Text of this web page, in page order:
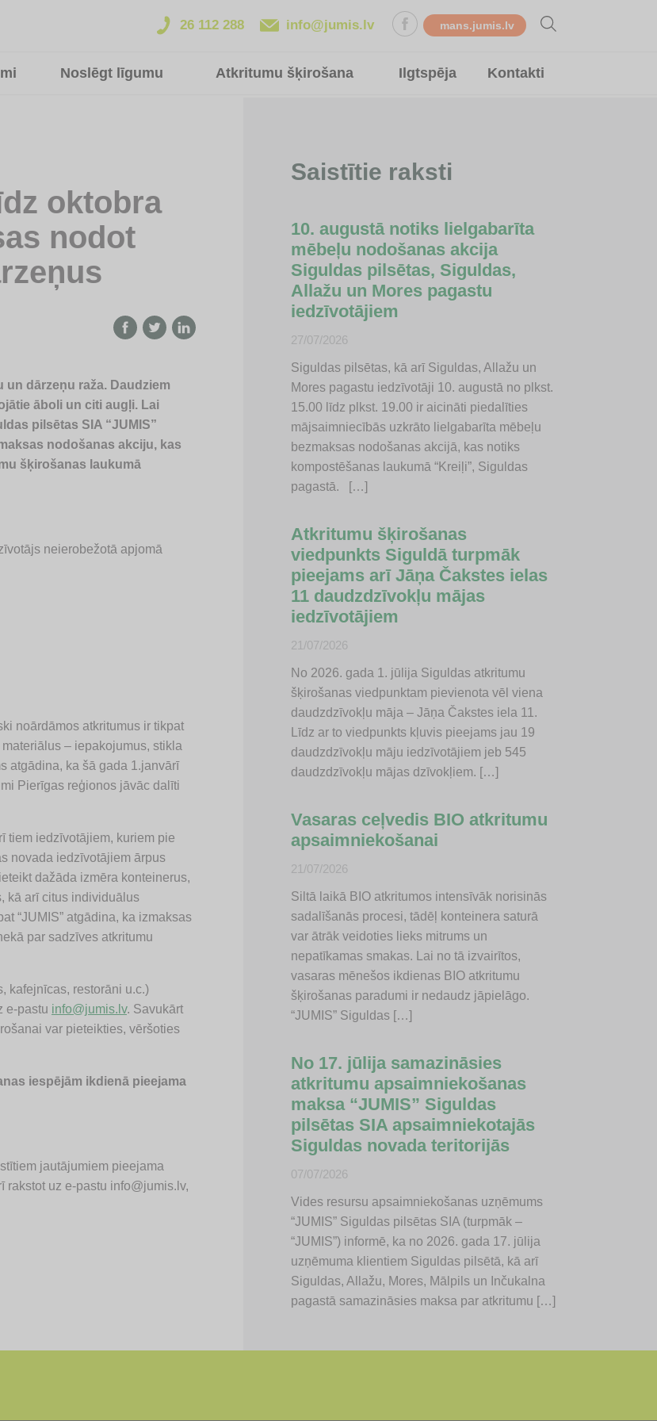
26 112 288 info@jumis.lv mans.jumis.lv
Noslēgt līgumu Atkritumu šķirošana Ilgtspēja Kontakti
oktobra
nodot
dārzeņu raža. Daudziem
āboli un citi augļi. Lai
pilsētas SIA “JUMIS”
nodošanas akciju, kas
šķirošanas laukumā
neierobežotā apjomā
noārdāmos atkritumus ir tikpat
– iepakojumus, stikla
atgādina, ka šā gada 1.janvārī
Pierīgas reģionos jāvāc dalīti
tiem iedzīvotājiem, kuriem pie
novada iedzīvotājiem ārpus
dažāda izmēra konteinerus,
kā arī citus individuālus
“JUMIS” atgādina, ka izmaksas
par sadzīves atkritumu
kafejnīcas, restorāni u.c.)
e-pastu info@jumis.lv. Savukārt
var pieteikties, vēršoties
iespējām ikdienā pieejama
jautājumiem pieejama
rakstot uz e-pastu info@jumis.lv,
Saistītie raksti
10. augustā notiks lielgabarīta
mēbeļu nodošanas akcija
Siguldas pilsētas, Siguldas,
Allažu un Mores pagastu
iedzīvotājiem
27/07/2026
Siguldas pilsētas, kā arī Siguldas, Allažu un
Mores pagastu iedzīvotāji 10. augustā no plkst.
15.00 līdz plkst. 19.00 ir aicināti piedalīties
mājsaimniecībās uzkrāto lielgabarīta mēbeļu
bezmaksas nodošanas akcijā, kas notiks
kompostēšanas laukumā “Kreiļi”, Siguldas
pagastā. […]
Atkritumu šķirošanas
viedpunkts Siguldā turpmāk
pieejams arī Jāņa Čakstes ielas
11 daudzdzīvokļu mājas
iedzīvotājiem
21/07/2026
No 2026. gada 1. jūlija Siguldas atkritumu
šķirošanas viedpunktam pievienota vēl viena
daudzdzīvokļu māja – Jāņa Čakstes iela 11.
Līdz ar to viedpunkts kļuvis pieejams jau 19
daudzdzīvokļu māju iedzīvotājiem jeb 545
daudzdzīvokļu mājas dzīvokļiem. […]
Vasaras ceļvedis BIO atkritumu
apsaimniekošanai
21/07/2026
Siltā laikā BIO atkritumos intensīvāk norisinās
sadalīšanās procesi, tādēļ konteinera saturā
var ātrāk veidoties lieks mitrums un
nepatīkamas smakas. Lai no tā izvairītos,
vasaras mēnešos ikdienas BIO atkritumu
šķirošanas paradumi ir nedaudz jāpielāgo.
“JUMIS” Siguldas […]
No 17. jūlija samazināsies
atkritumu apsaimniekošanas
maksa “JUMIS” Siguldas
pilsētas SIA apsaimniekotajās
Siguldas novada teritorijās
07/07/2026
Vides resursu apsaimniekošanas uzņēmums
“JUMIS” Siguldas pilsētas SIA (turpmāk –
“JUMIS”) informē, ka no 2026. gada 17. jūlija
uzņēmuma klientiem Siguldas pilsētā, kā arī
Siguldas, Allažu, Mores, Mālpils un Inčukalna
pagastā samazināsies maksa par atkritumu […]